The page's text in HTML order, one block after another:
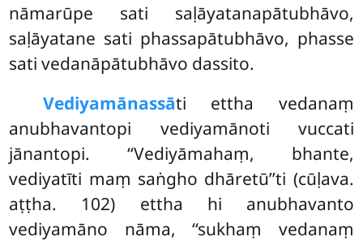
nāmarūpe sati saḷāyatanapātubhāvo,
saḷāyatane sati phassapātubhāvo, phasse
sati vedanāpātubhāvo dassito.
Vediyamānassāti ettha vedanaṃ
anubhavantopi vediyamānoti vuccati
jānantopi. ‘‘Vediyāmahaṃ, bhante,
vediyatīti maṃ saṅgho dhāretū’’ti (cūḷava.
aṭṭha. 102) ettha hi anubhavanto
vediyamāno nāma, ‘‘sukhaṃ vedanaṃ